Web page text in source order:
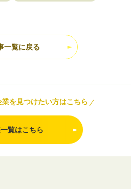
一覧に戻る
を見つけたい方はこちら
覧はこちら